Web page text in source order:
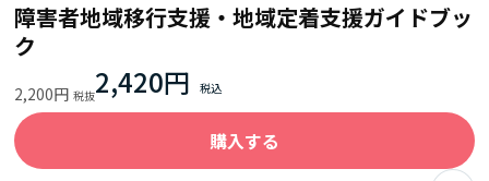
障害者地域移行支援・地域定着支援ガイドブッ
ク
2,200円 2,420円
購入する